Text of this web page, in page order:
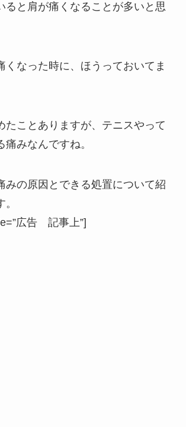
ると肩が痛くなることが多いと思
くなった時に、ほうっておいてま
たことありますが、テニスやって
痛みなんですね。
みの原因とできる処置について紹
広告 記事上”]